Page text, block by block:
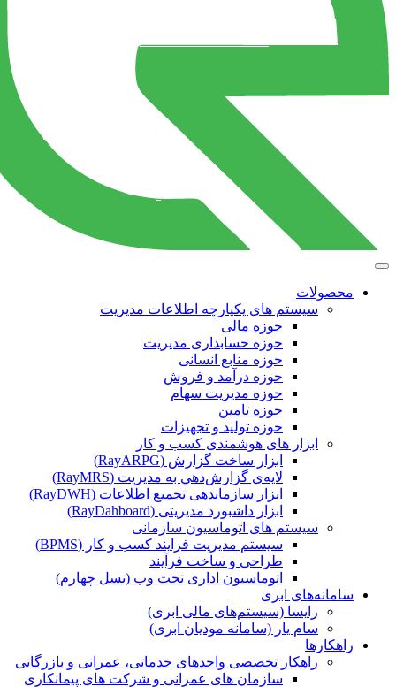
محصولات
سیستم های یکپارچه اطلاعات مدیریت
حوزه مالی
حوزه حسابداری مدیریت
حوزه منابع انسانی
حوزه درآمد و فروش
حوزه مدیریت سهام
حوزه تامین
حوزه تولید و تجهیزات
ابزار های هوشمندی کسب و کار
ابزار ساخت گزارش (RayARPG)
لایه‌ی گزارش‌دهي به مديريت (RayMRS)
ابزار سازماندهی تجمیع اطلاعات (RayDWH)
ابزار داشبورد مدیریتی (RayDahboard)
سیستم های اتوماسیون سازمانی
سیستم مدیریت فرایند کسب و کار (BPMS)
طراحی و ساخت فرآیند
اتوماسیون اداری تحت وب (نسل چهارم)
سامانه‌های ابری
رایسا (سیستم‌های مالی ابری)
سام یار (سامانه مودیان ابری)
راهکارها
راهکار تخصصی واحدهای خدماتی، عمرانی و بازرگانی
سازمان های عمرانی و شرکت های پیمانکاری